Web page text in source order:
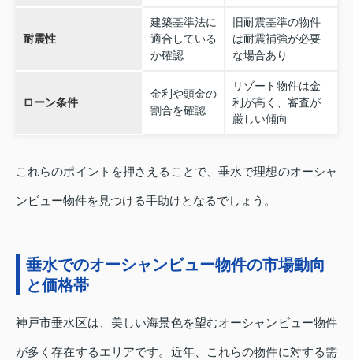
耐震性
建築基準法に
適合している
か確認
旧耐震基準の物件
は耐震補強が必要
な場合あり
ローン条件
金利や頭金の
割合を確認
リゾート物件は金
利が高く、審査が
厳しい傾向
これらのポイントを押さえることで、垂水で理想のオーシャ
ンビュー物件を見つける手助けとなるでしょう。
垂水でのオーシャンビュー物件の市場動向
と価格帯
神戸市垂水区は、美しい海景色を望むオーシャンビュー物件
が多く存在するエリアです。近年、これらの物件に対する需